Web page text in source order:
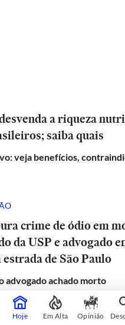
a riqueza
saiba quais
veja benefícios,
crime de ódio em
da USP e advogado
de São Paulo
advogado achado morto
Hoje Em Alta Opinião